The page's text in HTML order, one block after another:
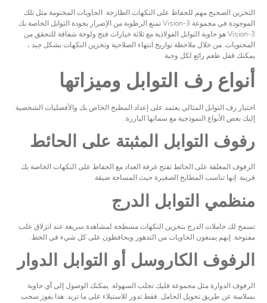
التخزين الصحيح مهم للحفاظ على النكهات الطازجة. الحاويات المختومة مثل تلك
الموجودة في مجموعة Vision-3 تمنع الرطوبة من الإضرار بجودة التوابل الخاصة بك.
Vision-3 هو حاوية التوابل الفولاذية مع ثلاثة خيارات فتح ولوحة شفافة للتحقق من
المحتويات. من خلال ملاحظة تواريخ انتهاء الصلاحية وتخزين النكهات بشكل جيد ،
يمكنك قفل طعم رائع لكل وجبة.
أنواع رف التوابل وميزاتها
اختيار رف التوابل المثالي يعتمد على إعداد المطبخ الخاص بك والأفضليات الشخصية.
إليك بعض الأنواع النموذجية مع سماتها البارزة.
رفوف التوابل المثبتة على الحائط
الرفوف المعلقة على الحائط تفتح غرفة العداد مع الحفاظ على النكهات الخاصة بك
قريبة. إنها تناسب المطابخ الصغيرة حيث المساحة ضيقة.
منظمي التوابل الدرج
تسمح لك حاملات الدرج بتخزين النكهات مسطحة لمشاهدة سريعة عند انزلاق علب
مفتوحة. إنهم يمنعون الحاويات من التدهور ويحافظون على كل شيء في الخط.
الرفوف الكاروسل أو التوابل الدوار
الرفوف الدوارة مثل مجموعة فليك تجلب السهولة. يمكنك الوصول إلى أي حاوية
بسلاسة عن طريق تحويل الحامل. فقط تدور للاستيلاء على ما تريد. هذا يفوز سحب